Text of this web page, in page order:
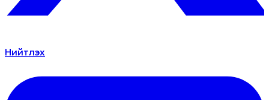
Нийтлэх